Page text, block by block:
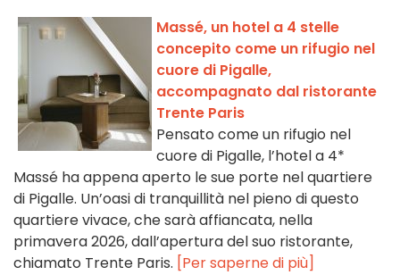
Massé, un hotel a 4 stelle
concepito come un rifugio nel
cuore di Pigalle,
accompagnato dal ristorante
Trente Paris
Pensato come un rifugio nel
cuore di Pigalle, l’hotel a 4*
Massé ha appena aperto le sue porte nel quartiere
di Pigalle. Un’oasi di tranquillità nel pieno di questo
quartiere vivace, che sarà affiancata, nella
primavera 2026, dall’apertura del suo ristorante,
chiamato Trente Paris. [Per saperne di più]